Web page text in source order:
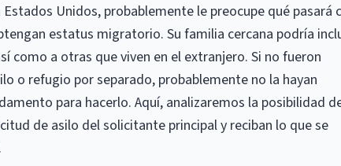
Unidos, probablemente le preocupe qué pasará
estatus migratorio. Su familia cercana podría
como a otras que viven en el extranjero. Si no fueron
o refugio por separado, probablemente no la hayan
para hacerlo. Aquí, analizaremos la posibilidad
de asilo del solicitante principal y reciban lo que se